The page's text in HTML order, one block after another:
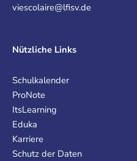
viescolaire@lfisv.de
Nützliche Links
Schulkalender
ProNote
ItsLearning
Eduka
Karriere
Schutz der Daten